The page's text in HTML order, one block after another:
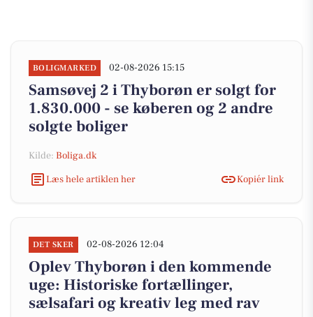
BOLIGMARKED 02-08-2026 15:15
Samsøvej 2 i Thyborøn er solgt for
1.830.000 - se køberen og 2 andre
solgte boliger
Kilde: Boliga.dk
Læs hele artiklen her
Kopiér link
DET SKER 02-08-2026 12:04
Oplev Thyborøn i den kommende
uge: Historiske fortællinger,
sælsafari og kreativ leg med rav